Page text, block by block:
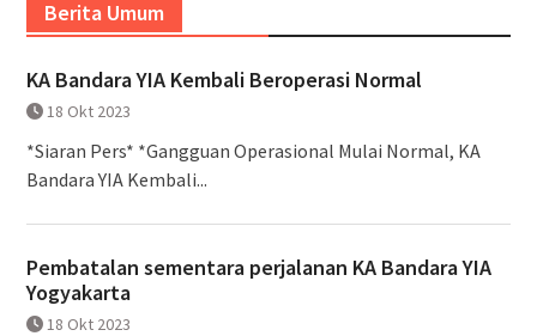
Berita Umum
KA Bandara YIA Kembali Beroperasi Normal
18 Okt 2023
*Siaran Pers* *Gangguan Operasional Mulai Normal, KA
Bandara YIA Kembali...
Pembatalan sementara perjalanan KA Bandara YIA
Yogyakarta
18 Okt 2023